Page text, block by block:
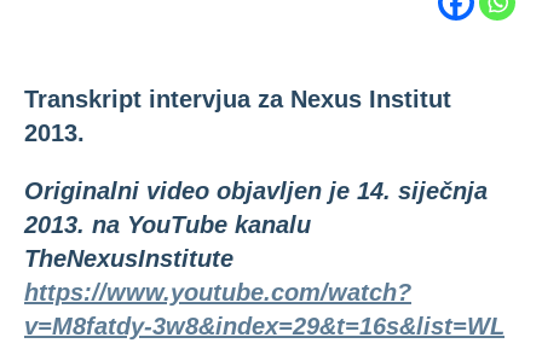
Transkript intervjua za Nexus Institut
2013.
Originalni video objavljen je 14. siječnja
2013. na YouTube kanalu
TheNexusInstitute
https://www.youtube.com/watch?
v=M8fatdy-3w8&index=29&t=16s&list=WL